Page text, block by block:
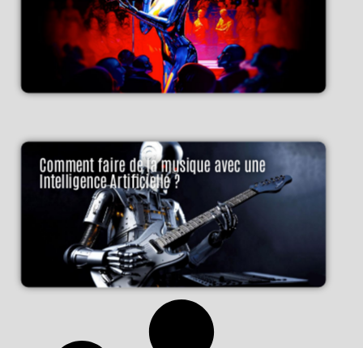
Comment faire de la musique avec une
Intelligence Artificielle ?